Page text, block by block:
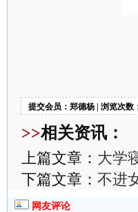
提交会员：郑德杨 | 浏览次数
>>相关资讯：
上篇文章： 大学
下篇文章： 不进
网友评论